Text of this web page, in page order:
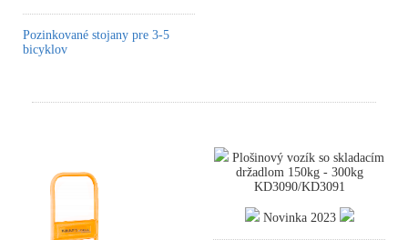
Pozinkované stojany pre 3-5
bicyklov
Plošinový vozík so skladacím
držadlom 150kg - 300kg
KD3090/KD3091
Novinka 2023